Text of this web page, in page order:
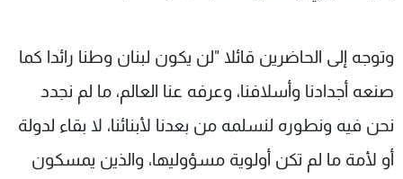
وتوجه إلى الحاضرين قائلا "لن يكون لبنان وطنا رائدا كما
صنعه أجدادنا وأسلافنا، وعرفه عنا العالم، ما لم نجدد
نحن فيه ونطوره لنسلمه من بعدنا لأبنائنا، لا بقاء لدولة
أو لأمة ما لم تكن أولوية مسؤوليها، والذين يمسكون